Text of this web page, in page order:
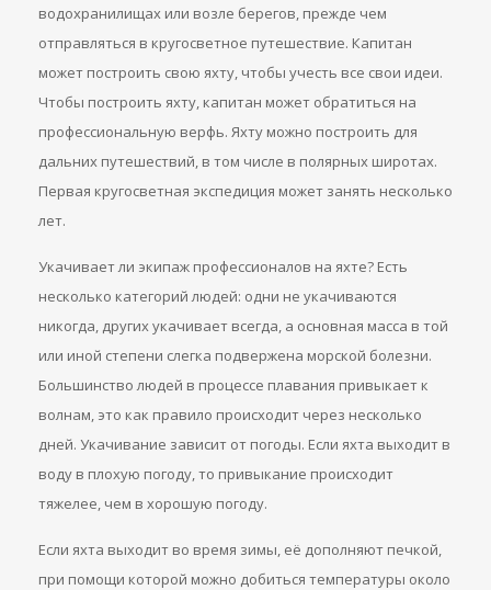
водохранилищах или возле берегов, прежде чем
отправляться в кругосветное путешествие. Капитан
может построить свою яхту, чтобы учесть все свои идеи.
Чтобы построить яхту, капитан может обратиться на
профессиональную верфь. Яхту можно построить для
дальних путешествий, в том числе в полярных широтах.
Первая кругосветная экспедиция может занять несколько
лет.
Укачивает ли экипаж профессионалов на яхте? Есть
несколько категорий людей: одни не укачиваются
никогда, других укачивает всегда, а основная масса в той
или иной степени слегка подвержена морской болезни.
Большинство людей в процессе плавания привыкает к
волнам, это как правило происходит через несколько
дней. Укачивание зависит от погоды. Если яхта выходит в
воду в плохую погоду, то привыкание происходит
тяжелее, чем в хорошую погоду.
Если яхта выходит во время зимы, её дополняют печкой,
при помощи которой можно добиться температуры около